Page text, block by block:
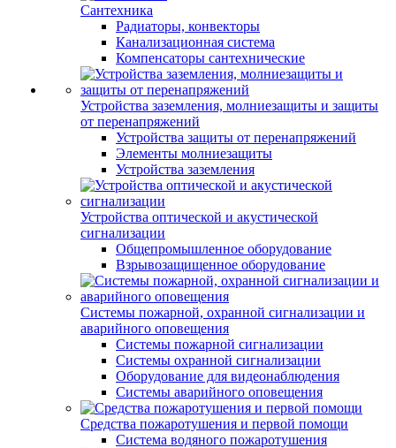
Сантехника
Радиаторы, конвекторы
Канализационная система
Компенсаторы сантехнические
Устройства заземления, молниезащиты и защиты
от перенапряжений
Устройства защиты от перенапряжений
Элементы молниезащиты
Устройства заземления
Устройства оптической и акустической
сигнализации
Общепромышленное оборудование
Взрывозащищенное оборудование
Системы пожарной, охранной сигнализации и
аварийного оповещения
Системы пожарной сигнализации
Системы охранной сигнализации
Оборудование для видеонаблюдения
Системы аварийного оповещения
Средства пожаротушения и первой помощи
Система водяного пожаротушения